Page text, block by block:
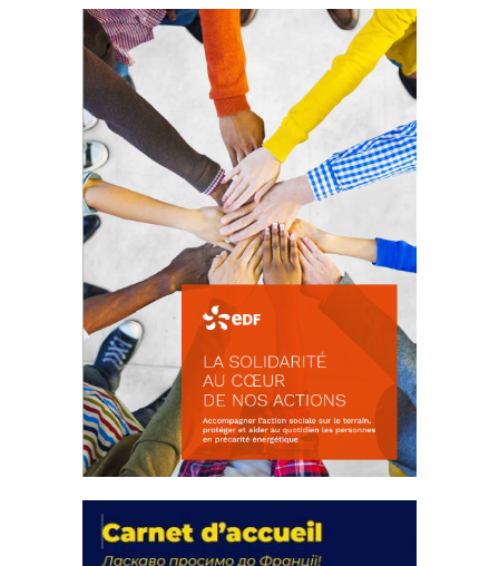
La prévention des conflits
d’intérêts
18 septembre 2023
FEUILLETER
actions
18 septembre 2023